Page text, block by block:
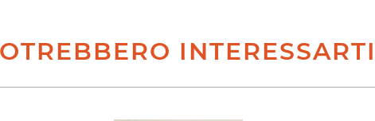
INTERESSARTI